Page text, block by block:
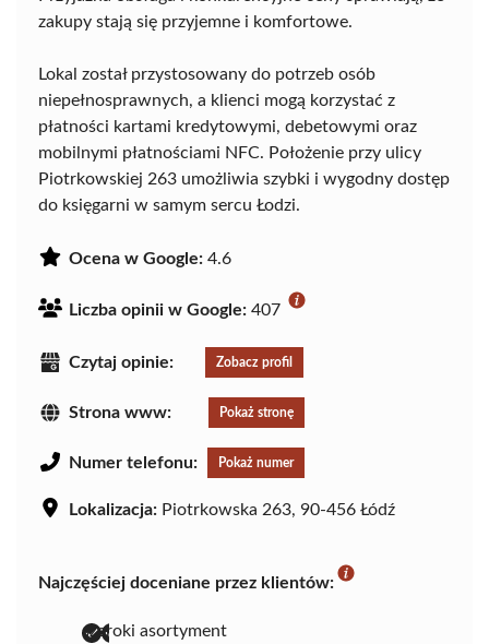
zakupy stają się przyjemne i komfortowe.
Lokal został przystosowany do potrzeb osób
niepełnosprawnych, a klienci mogą korzystać z
płatności kartami kredytowymi, debetowymi oraz
mobilnymi płatnościami NFC. Położenie przy ulicy
Piotrkowskiej 263 umożliwia szybki i wygodny dostęp
do księgarni w samym sercu Łodzi.
Ocena w Google: 4.6
Liczba opinii w Google: 407
Czytaj opinie: Zobacz profil
Strona www: Pokaż stronę
Numer telefonu: Pokaż numer
Lokalizacja: Piotrkowska 263, 90-456 Łódź
Najczęściej doceniane przez klientów:
szeroki asortyment